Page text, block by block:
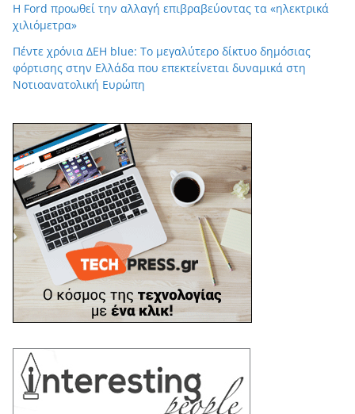
Η Ford προωθεί την αλλαγή επιβραβεύοντας τα «ηλεκτρικά
χιλιόμετρα»
Πέντε χρόνια ΔΕΗ blue: Το μεγαλύτερο δίκτυο δημόσιας
φόρτισης στην Ελλάδα που επεκτείνεται δυναμικά στη
Νοτιοανατολική Ευρώπη